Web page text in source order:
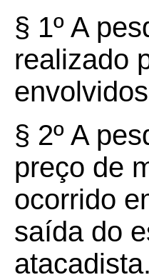
§ 1º A
realizado
§ 2º A
preço de
ocorrido
saída do
atacadista.